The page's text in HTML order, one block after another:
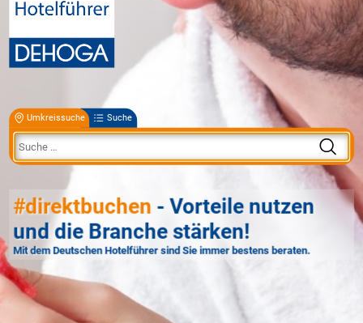
Umkreissuche Suche
#direktbuchen - Vorteile nutzen
und die Branche stärken!
Mit dem Deutschen Hotelführer sind Sie immer bestens beraten.